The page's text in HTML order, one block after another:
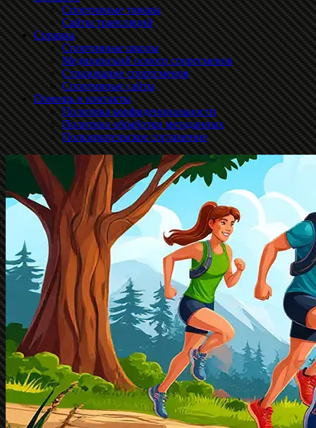
Спортивные товары
Сайты трансляций
Справка
Спортивные школы
Медицинский осмотр спортсменов
Страхование спортсменов
Спортивные сайты
Помощь и контакты
Политика конфиденциальности
Политика обработки метаданных
Пользовательское соглашение